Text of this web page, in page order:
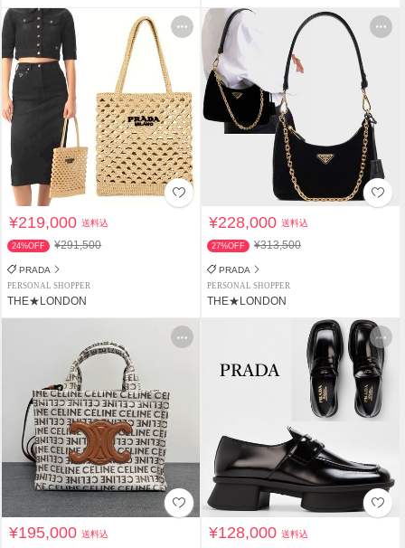
¥219,000送料込
24%OFF ¥291,500
PRADA
PERSONAL SHOPPER
THE★LONDON
¥228,000送料込
27%OFF ¥313,500
PRADA
PERSONAL SHOPPER
THE★LONDON
¥195,000送料込 ¥128,000送料込